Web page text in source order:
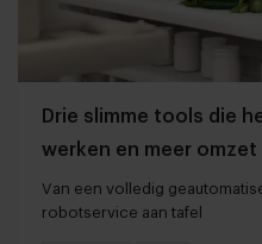
Drie slimme tools die
werken en meer
personeelstekort
Van een volledig
robotservice aan tafel